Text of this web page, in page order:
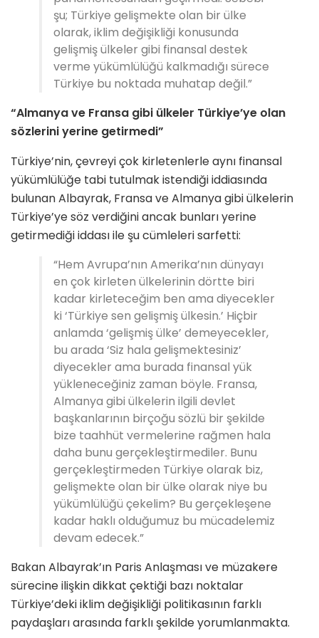
şu; Türkiye gelişmekte olan bir ülke
olarak, iklim değişikliği konusunda
gelişmiş ülkeler gibi finansal destek
verme yükümlülüğü kalkmadığı sürece
Türkiye bu noktada muhatap değil.”
“Almanya ve Fransa gibi ülkeler Türkiye’ye olan
sözlerini yerine getirmedi”
Türkiye’nin, çevreyi çok kirletenlerle aynı finansal
yükümlülüğe tabi tutulmak istendiği iddiasında
bulunan Albayrak, Fransa ve Almanya gibi ülkelerin
Türkiye’ye söz verdiğini ancak bunları yerine
getirmediği iddası ile şu cümleleri sarfetti:
“Hem Avrupa’nın Amerika’nın dünyayı
en çok kirleten ülkelerinin dörtte biri
kadar kirleteceğim ben ama diyecekler
ki ‘Türkiye sen gelişmiş ülkesin.’ Hiçbir
anlamda ‘gelişmiş ülke’ demeyecekler,
bu arada ‘Siz hala gelişmektesiniz’
diyecekler ama burada finansal yük
yükleneceğiniz zaman böyle. Fransa,
Almanya gibi ülkelerin ilgili devlet
başkanlarının birçoğu sözlü bir şekilde
bize taahhüt vermelerine rağmen hala
daha bunu gerçekleştirmediler. Bunu
gerçekleştirmeden Türkiye olarak biz,
gelişmekte olan bir ülke olarak niye bu
yükümlülüğü çekelim? Bu gerçekleşene
kadar haklı olduğumuz bu mücadelemiz
devam edecek.”
Bakan Albayrak’ın Paris Anlaşması ve müzakere
sürecine ilişkin dikkat çektiği bazı noktalar
Türkiye’deki iklim değişikliği politikasının farklı
paydaşları arasında farklı şekilde yorumlanmakta.